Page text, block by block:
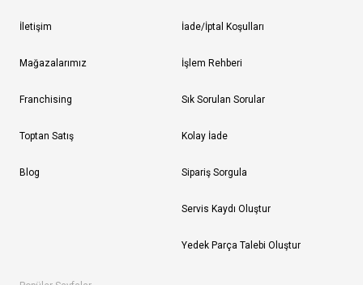
İletişim
Mağazalarımız
Franchising
Toptan Satış
Blog
İade/İptal Koşulları
İşlem Rehberi
Sık Sorulan Sorular
Kolay İade
Sipariş Sorgula
Servis Kaydı Oluştur
Yedek Parça Talebi Oluştur